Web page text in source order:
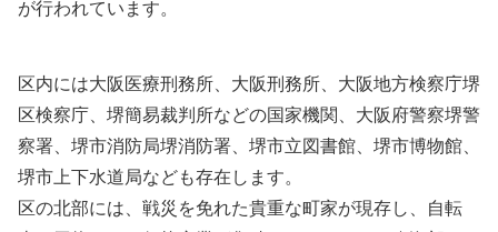
が行われています。
区内には大阪医療刑務所、大阪刑務所、大阪地方検察庁堺
区検察庁、堺簡易裁判所などの国家機関、大阪府警察堺警
察署、堺市消防局堺消防署、堺市立図書館、堺市博物館、
堺市上下水道局なども存在します。
区の北部には、戦災を免れた貴重な町家が現存し、自転